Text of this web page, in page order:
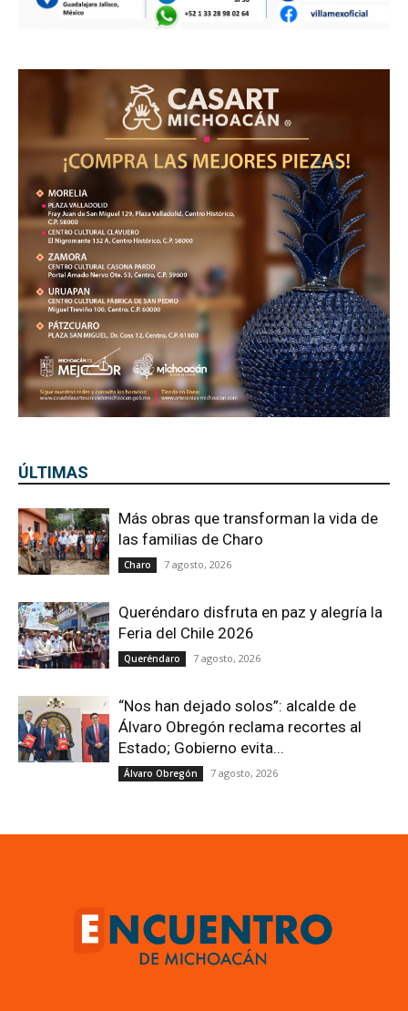
ÚLTIMAS
Más obras que transforman la vida de
las familias de Charo
Charo 7 agosto, 2026
Queréndaro disfruta en paz y alegría la
Feria del Chile 2026
Queréndaro 7 agosto, 2026
“Nos han dejado solos”: alcalde de
Álvaro Obregón reclama recortes al
Estado; Gobierno evita...
Álvaro Obregón 7 agosto, 2026